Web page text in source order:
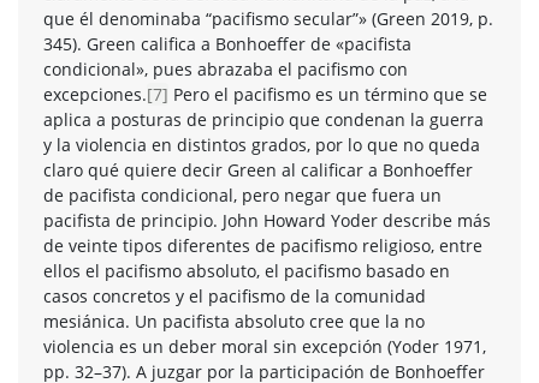
que él denominaba “pacifismo secular”» (Green 2019, p.
345). Green califica a Bonhoeffer de «pacifista
condicional», pues abrazaba el pacifismo con
excepciones.[7] Pero el pacifismo es un término que se
aplica a posturas de principio que condenan la guerra
y la violencia en distintos grados, por lo que no queda
claro qué quiere decir Green al calificar a Bonhoeffer
de pacifista condicional, pero negar que fuera un
pacifista de principio. John Howard Yoder describe más
de veinte tipos diferentes de pacifismo religioso, entre
ellos el pacifismo absoluto, el pacifismo basado en
casos concretos y el pacifismo de la comunidad
mesiánica. Un pacifista absoluto cree que la no
violencia es un deber moral sin excepción (Yoder 1971,
pp. 32–37). A juzgar por la participación de Bonhoeffer